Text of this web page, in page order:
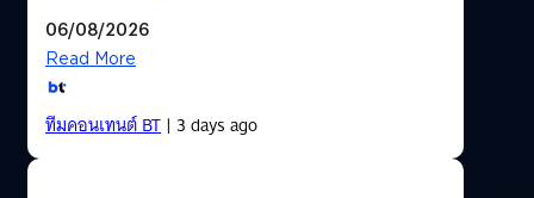
06/08/2026
Read More
ทีมคอนเทนต์ BT| 3 days ago